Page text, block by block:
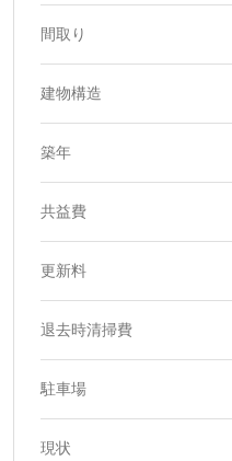
間取り
建物構造
築年
共益費
更新料
退去時清掃費
駐車場
現状